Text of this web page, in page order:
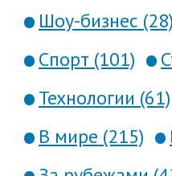
Шоу-бизнес (28)
Спорт (101)
Технологии (61)
В мире (215)